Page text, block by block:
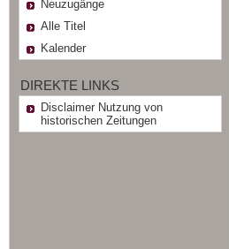
Neuzugänge
Alle Titel
Kalender
DIREKTE LINKS
Disclaimer Nutzung von
historischen Zeitungen